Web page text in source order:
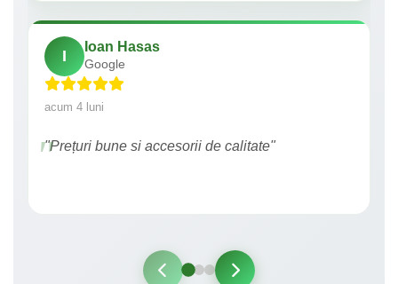
I
Ioan Hasas
Google
acum 4 luni
"Prețuri bune si accesorii de calitate"